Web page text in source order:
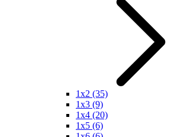
1x2 (35)
1x3 (9)
1x4 (20)
1x5 (6)